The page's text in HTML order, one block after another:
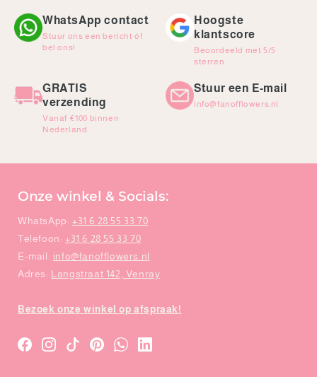
WhatsApp contact
Stuur ons een bericht óf
bel ons!
Hoogste
klantscore
Beoordeeld met 5/5
sterren.
GRATIS
verzending
Vanaf €100 binnen
Nederland.
Stuur een E-mail
info@fanofflowers.nl
Onze winkel & Socials:
WhatsApp: +31 6 28 55 33 70
Telefoon: +31 6 28 55 33 70
E-mail: info@fanofflowers.nl
Adres: Langstraat 142, Venray
Bezoek onze winkel op afspraak!
Translation
Translation
Translation
Translation
WhatsApp
LinkedIn